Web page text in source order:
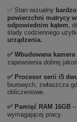
✅ Stan wizualny
powierzchni matrycy
odpowiednim kątem,
ślady codziennego
urządzenia.
✅ Wbudowana
zapewnienia dobrej
✅ Procesor serii i5
biurowych, zwłaszcza
obliczeniowe.
✅ Pamięć RAM 16GB
wymagającej pracy.